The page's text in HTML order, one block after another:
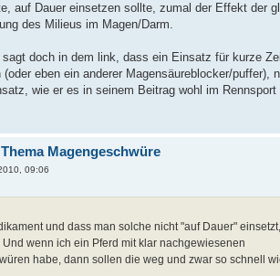
auf Dauer einsetzen sollte, zumal der Effekt der
des Milieus im Magen/Darm.
doch in dem link, dass ein Einsatz für kurze
eben ein anderer Magensäureblocker/puffer),
wie er es in seinem Beitrag wohl im Rennsport
Magengeschwüre
09:06
und dass man solche nicht "auf Dauer"
wenn ich ein Pferd mit klar nachgewiesenen
habe, dann sollen die weg und zwar so schnell